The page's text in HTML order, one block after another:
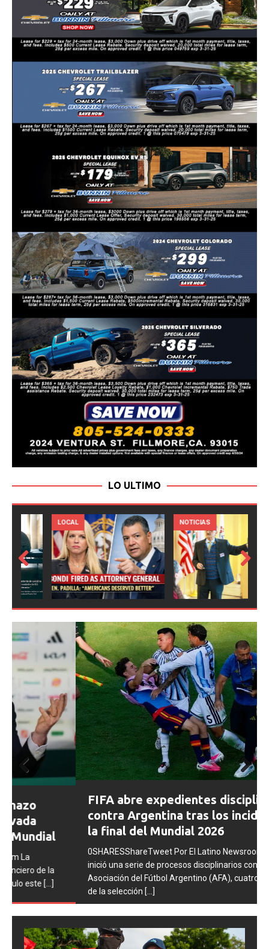
LO ULTIMO
LOCAL NOTICIAS
ious
Next
FIFA abre expedientes disciplinarios
contra Argentina tras los incidentes en
la final del Mundial 2026
0SHARESShareTweet Por El Latino Newsroom La FIFA
inició una serie de procesos disciplinarios contra la
Asociación del Fútbol Argentino (AFA), cuatro integrantes
de la selección
[...]
Prev